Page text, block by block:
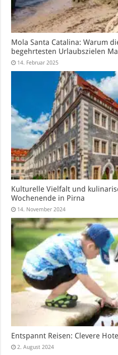
Mola Santa Catalina: Warum
begehrtesten Urlaubszielen
14. Februar 2025
Kulturelle Vielfalt und
Wochenende in Pirna
14. November 2024
Entspannt Reisen: Clevere
2. August 2024